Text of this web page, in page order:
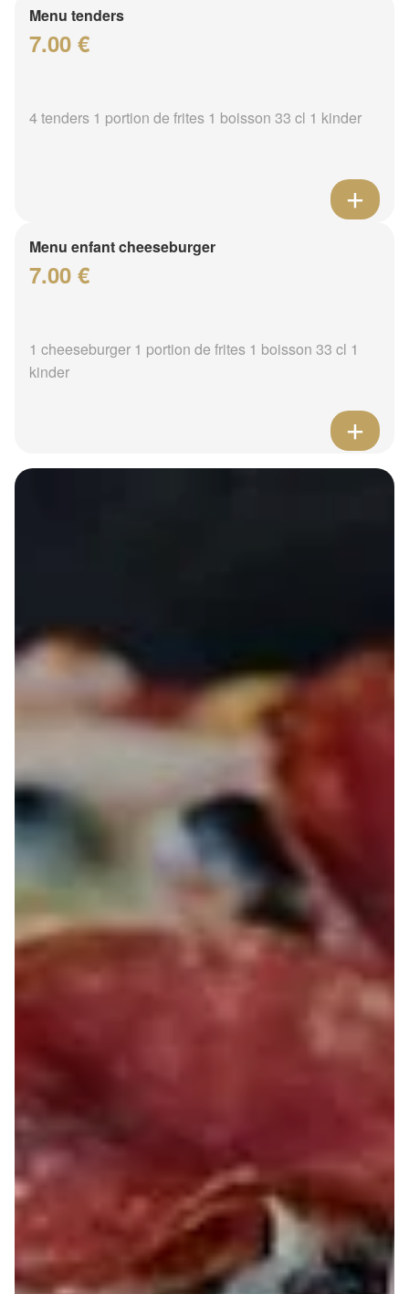
Menu tenders
7.00 €
4 tenders 1 portion de frites 1 boisson 33 cl 1 kinder
Menu enfant cheeseburger
7.00 €
1 cheeseburger 1 portion de frites 1 boisson 33 cl 1
kinder